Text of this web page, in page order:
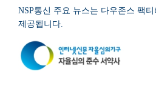
NSP통신 주요 뉴스는 다우존스 팩
제공됩니다.